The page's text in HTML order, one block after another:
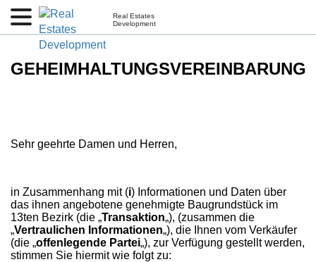
Real Estates
Development
GEHEIMHALTUNGSVEREINBARUNG
Sehr geehrte Damen und Herren,
in Zusammenhang mit (i) Informationen und Daten über
das ihnen angebotene genehmigte Baugrundstück im
13ten Bezirk (die „Transaktion„), (zusammen die
„Vertraulichen Informationen„), die Ihnen vom Verkäufer
(die „offenlegende Partei„), zur Verfügung gestellt werden,
stimmen Sie hiermit wie folgt zu: